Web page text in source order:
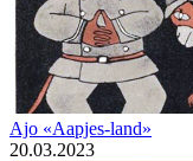
Ajo «Aapjes-land»
20.03.2023